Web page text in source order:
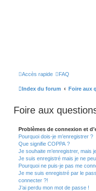
Accès rapide FAQ
Index du forum Foire aux
Foire aux
Problèmes de connexion et
Pourquoi dois-je m’enregistrer ?
Que signifie COPPA ?
Je souhaite m’enregistrer, mais
Je suis enregistré mais je ne
Pourquoi ne puis-je pas me
Je me suis enregistré par le
connecter ?!
J’ai perdu mon mot de passe !